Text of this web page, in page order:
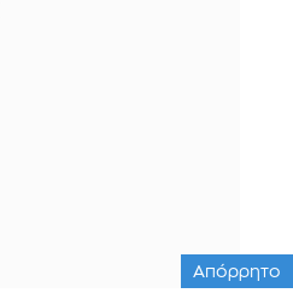
Απόρρητο